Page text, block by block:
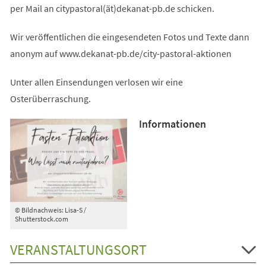
per Mail an citypastoral(ät)dekanat-pb.de schicken.
Wir veröffentlichen die eingesendeten Fotos und Texte dann
anonym auf www.dekanat-pb.de/city-pastoral-aktionen
Unter allen Einsendungen verlosen wir eine
Osterüberraschung.
© Bildnachweis: Lisa-S /
Shutterstock.com
Informationen
VERANSTALTUNGSORT